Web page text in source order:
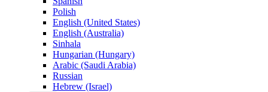
Polish
English (United States)
English (Australia)
Sinhala
Hungarian (Hungary)
Arabic (Saudi Arabia)
Russian
Hebrew (Israel)